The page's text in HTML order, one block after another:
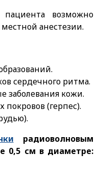
возможно
анестезии.
сердечного ритма.
заболевания кожи.
(герпес).
радиоволновым
0,5 см в диаметре: